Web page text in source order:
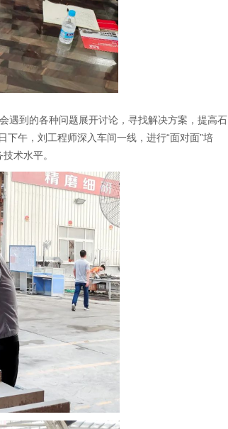
遇到的各种问题展开讨论，寻找解决方案，提高石
午，刘工程师深入车间一线，进行“面对面”培
术水平。